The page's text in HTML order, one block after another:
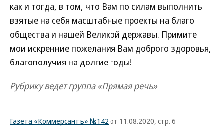
как и тогда, в том, что Вам по силам выполнить
взятые на себя масштабные проекты на благо
общества и нашей Великой державы. Примите
мои искренние пожелания Вам доброго здоровья,
благополучия на долгие годы!
Рубрику ведет группа «Прямая речь»
Газета «Коммерсантъ» №142 от 11.08.2020, стр. 6